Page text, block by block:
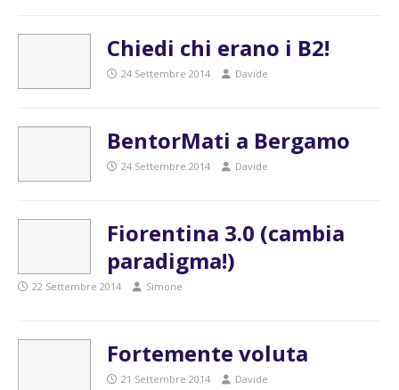
Chiedi chi erano i B2!
24 Settembre 2014 Davide
BentorMati a Bergamo
24 Settembre 2014 Davide
Fiorentina 3.0 (cambia
paradigma!)
22 Settembre 2014 Simone
Fortemente voluta
21 Settembre 2014 Davide